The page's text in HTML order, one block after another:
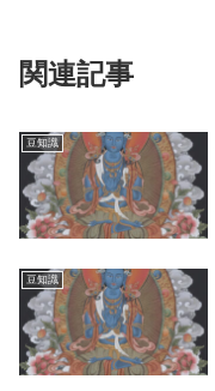
関連記事
豆知識
豆知識